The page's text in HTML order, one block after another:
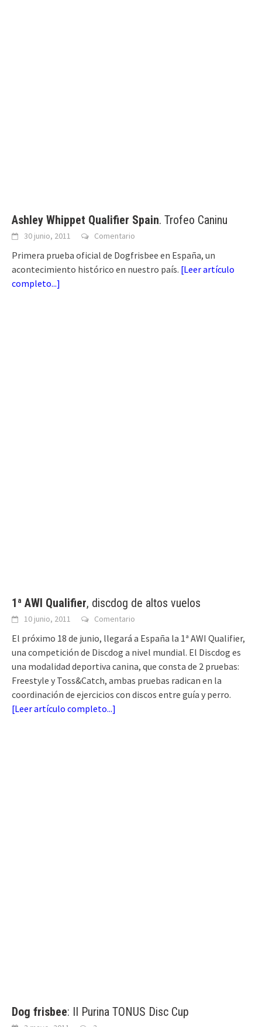
Ashley Whippet Qualifier Spain. Trofeo Caninu
30 junio, 2011 Comentario
Primera prueba oficial de Dogfrisbee en España, un
acontecimiento histórico en nuestro país. [Leer artículo
completo...]
1ª AWI Qualifier, discdog de altos vuelos
10 junio, 2011 Comentario
El próximo 18 de junio, llegará a España la 1ª AWI Qualifier,
una competición de Discdog a nivel mundial. El Discdog es
una modalidad deportiva canina, que consta de 2 pruebas:
Freestyle y Toss&Catch, ambas pruebas radican en la
coordinación de ejercicios con discos entre guía y perro.
[Leer artículo completo...]
Dog frisbee: II Purina TONUS Disc Cup